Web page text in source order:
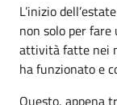
L’inizio
non solo per
attività fatte nei
ha funzionato e
Questo, appena